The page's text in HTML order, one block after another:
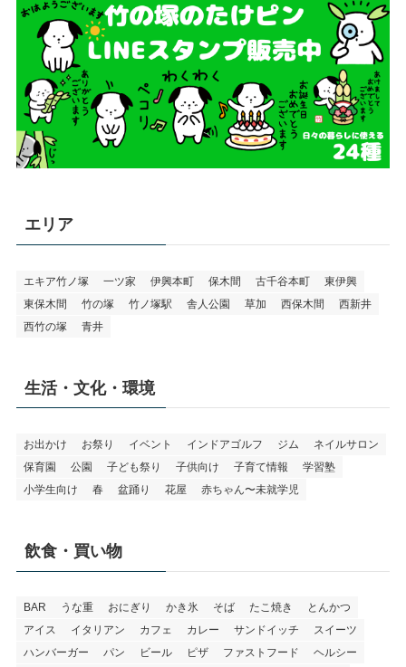
エリア
エキア竹ノ塚 一ツ家 伊興本町 保木間 古千谷本町
東伊興
東保木間
竹の塚 竹ノ塚駅 舎人公園 草加 西保木間
西新井
西竹の塚
青井
生活・文化・環境
お出かけ お祭り イベント インドアゴルフ ジム
ネイルサロン
保育園
公園 子ども祭り 子供向け 子育て情報
学習塾
小学生向け
春 盆踊り 花屋 赤ちゃん〜未就学児
飲食・買い物
BAR うな重 おにぎり かき氷 そば たこ焼き
とんかつ
アイス
イタリアン カフェ カレー サンドイッチ
スイーツ
ハンバーガー
パン ビール ピザ ファストフード
ヘルシー